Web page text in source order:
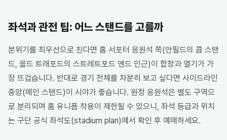
좌석과 관전 팁: 어느 스탠드를 고를까
분위기를 최우선으로 친다면 홈 서포터 응원석 쪽(안필드의 콥 스탠
드, 올드 트래포드의 스트레트포드 엔드 인근)이 합창과 열기가 가
장 뜨겁습니다. 반대로 경기 전체를 차분히 보고 싶다면 사이드라인
중앙(메인 스탠드)이 시야가 좋습니다. 원정 응원석은 별도 구역으
로 분리되며 홈 유니폼 착용이 제한될 수 있으니, 좌석 등급과 위치
는 구단 공식 좌석도(stadium plan)에서 확인 후 예매하세요.